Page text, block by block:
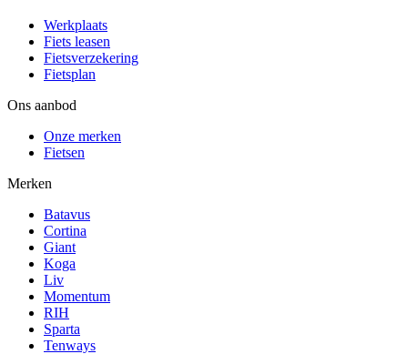
Werkplaats
Fiets leasen
Fietsverzekering
Fietsplan
Ons aanbod
Onze merken
Fietsen
Merken
Batavus
Cortina
Giant
Koga
Liv
Momentum
RIH
Sparta
Tenways